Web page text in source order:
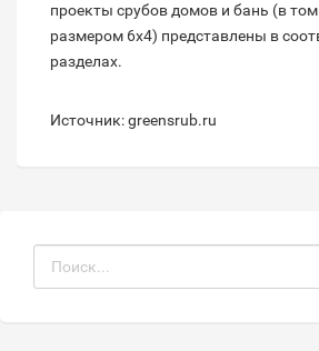
проекты срубов домов и бань (в том
размером 6х4) представлены в
разделах.
Источник: greensrub.ru